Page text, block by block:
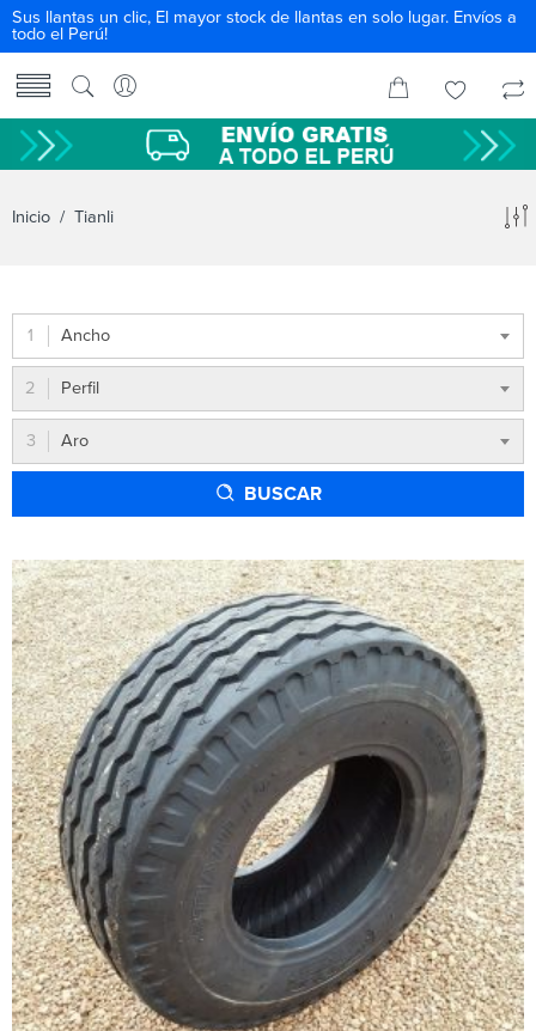
Sus llantas un clic, El mayor stock de llantas en solo lugar. Envíos a
todo el Perú!
Inicio / Tianli
Ancho
Perfil
Aro
BUSCAR